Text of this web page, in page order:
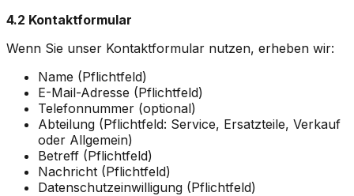
4.2 Kontaktformular
Wenn Sie unser Kontaktformular nutzen, erheben wir:
Name (Pflichtfeld)
E-Mail-Adresse (Pflichtfeld)
Telefonnummer (optional)
Abteilung (Pflichtfeld: Service, Ersatzteile, Verkauf
oder Allgemein)
Betreff (Pflichtfeld)
Nachricht (Pflichtfeld)
Datenschutzeinwilligung (Pflichtfeld)